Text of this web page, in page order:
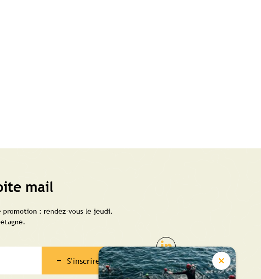
mail
promotion : rendez-vous le jeudi.
S'inscrire